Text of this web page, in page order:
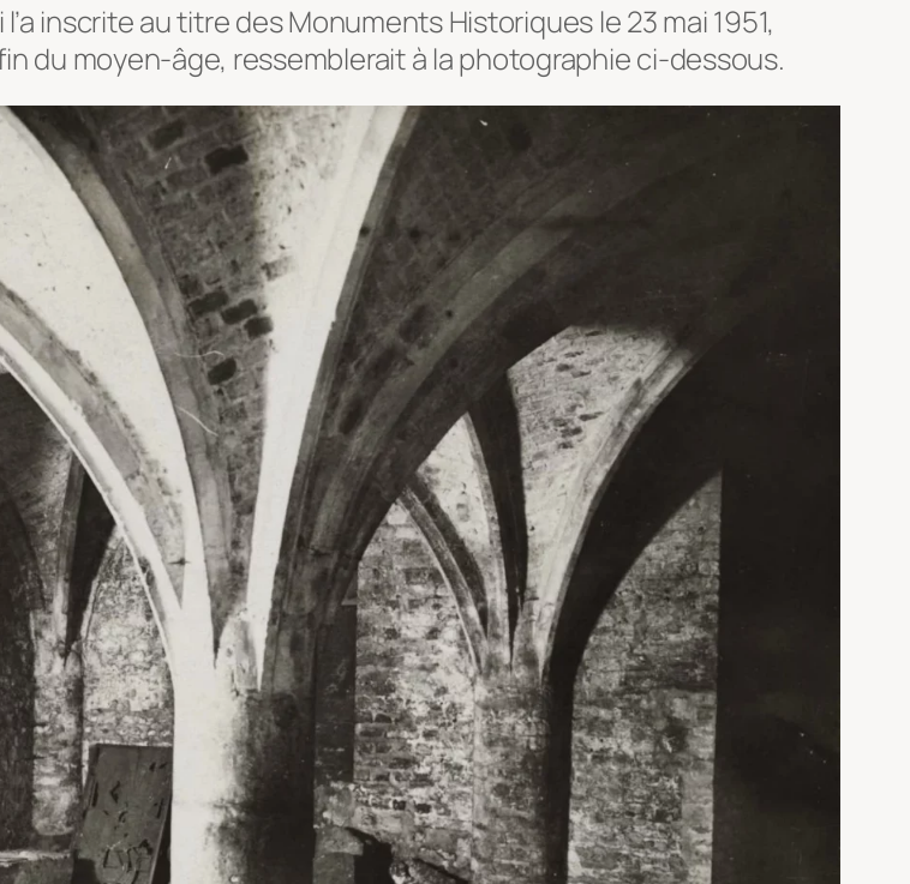
inscrite au titre des Monuments Historiques le 23 mai 1951,
du moyen-âge, ressemblerait à la photographie ci-dessous.